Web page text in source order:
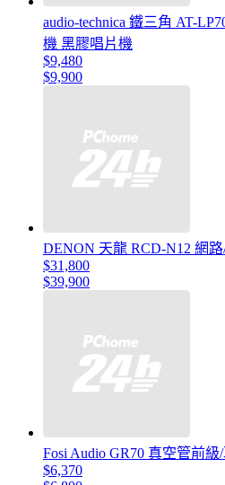
audio-technica 鐵三角 AT-
機 黑膠唱片機
$9,480
$9,900
DENON 天龍 RCD-N12 網
$31,800
$39,900
Fosi Audio GR70 真空管前
$6,370